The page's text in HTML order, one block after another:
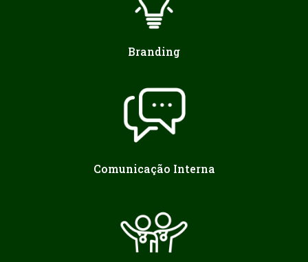
Branding
Comunicação Interna